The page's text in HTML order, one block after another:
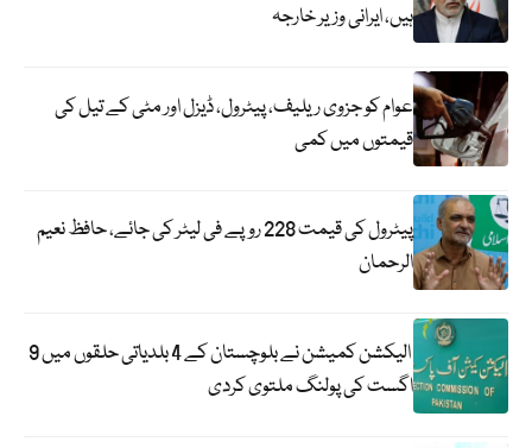
ہیں، ایرانی وزیر خارجہ
عوام کو جزوی ریلیف، پیٹرول، ڈیزل اور مٹی کے تیل کی
قیمتوں میں کمی
پیٹرول کی قیمت 228 روپے فی لیٹر کی جائے، حافظ نعیم
الرحمان
الیکشن کمیشن نے بلوچستان کے 4 بلدیاتی حلقوں میں 9
اگست کی پولنگ ملتوی کردی